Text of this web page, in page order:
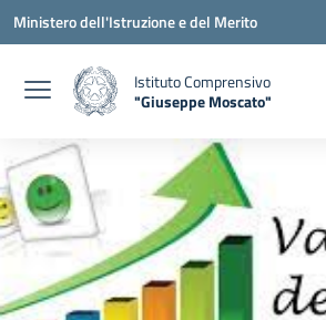
Vai ai contenuti
Vai al menu di navigazione
Vai al footer
Ministero dell'Istruzione e del Merito
Istituto Comprensivo
"Giuseppe Moscato"